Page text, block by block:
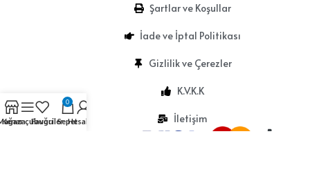
Şartlar ve Koşullar
İade ve İptal Politikası
Gizlilik ve Çerezler
K.V.K.K
İletişim
Kenar çubuğu
Favoriler
0
SepetHesabım